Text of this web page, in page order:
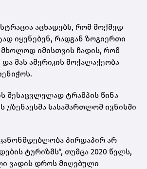
აცხადებს, რომ მოქმედ
იყენებენ, რადგან ზოგიერთი
იმისთვის ჩადის, რომ
და მას ამერიკის მოქალაქეობა
შესაცვლელად ტრამპის წინა
უზენაესმა სასამართლომ ივნისში
პირდაპირ არ
ტურიზმს“, თუმცა 2020 წელს,
ვადის დროს მიღებული